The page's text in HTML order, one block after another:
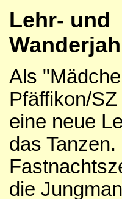
Lehr- und
Als
Pfäffikon/
eine neue
das Tanzen.
die